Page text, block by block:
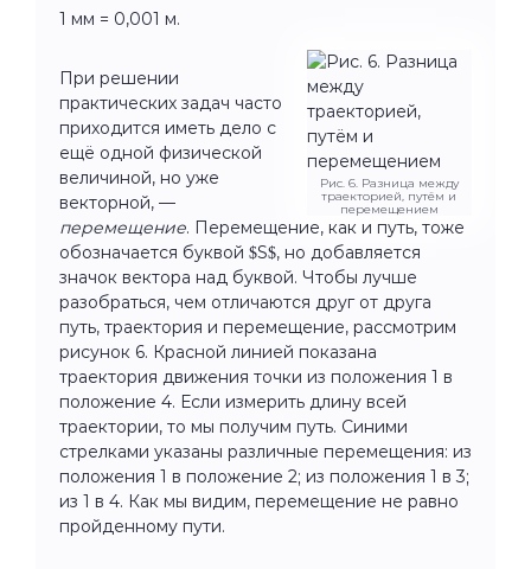
1 мм = 0,001 м.
Рис. 6. Разница между
траекторией, путём и
перемещением
При решении
практических задач часто
приходится иметь дело с
ещё одной физической
величиной, но уже
векторной, —
перемещение. Перемещение, как и путь, тоже
обозначается буквой $S$, но добавляется
значок вектора над буквой. Чтобы лучше
разобраться, чем отличаются друг от друга
путь, траектория и перемещение, рассмотрим
рисунок 6. Красной линией показана
траектория движения точки из положения 1 в
положение 4. Если измерить длину всей
траектории, то мы получим путь. Синими
стрелками указаны различные перемещения: из
положения 1 в положение 2; из положения 1 в 3;
из 1 в 4. Как мы видим, перемещение не равно
пройденному пути.